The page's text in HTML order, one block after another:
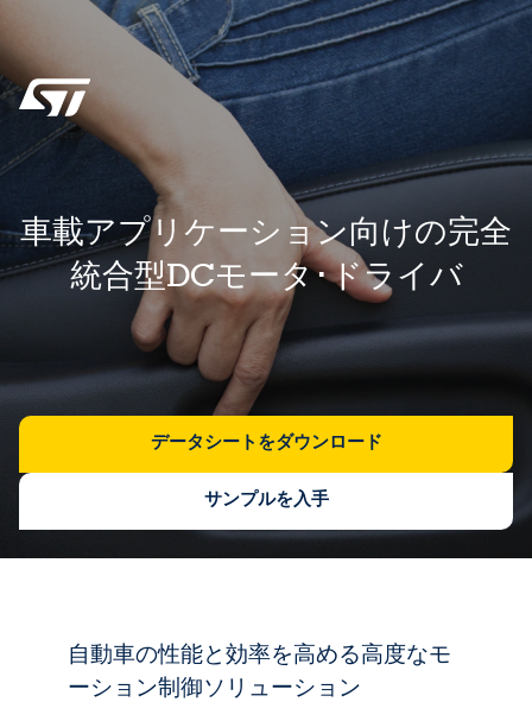
車載アプリケーション向けの完全
統合型DCモータ･ドライバ
データシートをダウンロード
サンプルを入手
自動車の性能と効率を高める高度なモ
ーション制御ソリューション